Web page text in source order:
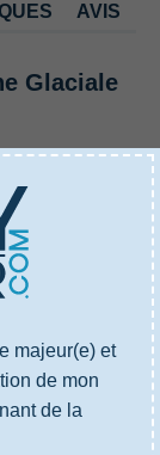
majeur(e) et
de mon
de la
AVIS
Glaciale
la saveur à
déjeuner ou
d’Alfaliquid
fouet désirés
d’activité.
bouffées de